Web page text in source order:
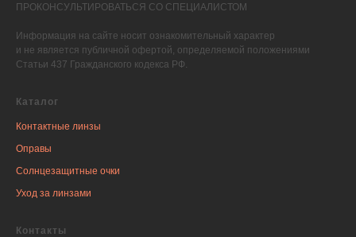
ПРОКОНСУЛЬТИРОВАТЬСЯ СО СПЕЦИАЛИСТОМ
Информация на сайте носит ознакомительный характер
и не является публичной офертой, определяемой положениями
Статьи 437 Гражданского кодекса РФ.
Каталог
Контактные линзы
Оправы
Солнцезащитные очки
Уход за линзами
Контакты